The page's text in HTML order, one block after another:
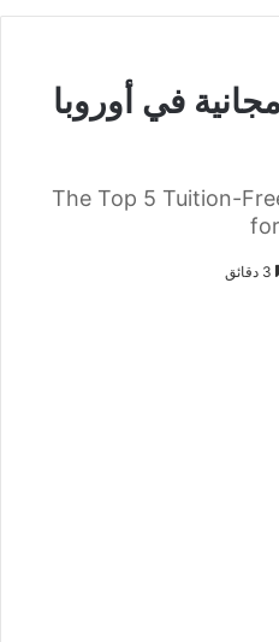
مجانية في أوروبا
The Top 5 Tuition-